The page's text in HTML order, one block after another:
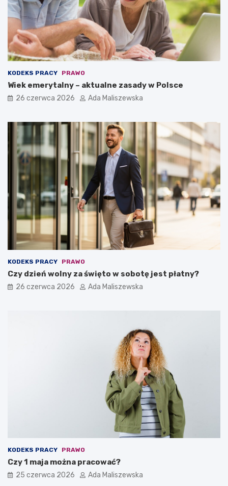
KODEKS PRACY PRAWO
Wiek emerytalny – aktualne zasady w Polsce
26 czerwca 2026 Ada Maliszewska
KODEKS PRACY PRAWO
Czy dzień wolny za święto w sobotę jest płatny?
26 czerwca 2026 Ada Maliszewska
KODEKS PRACY PRAWO
Czy 1 maja można pracować?
25 czerwca 2026 Ada Maliszewska